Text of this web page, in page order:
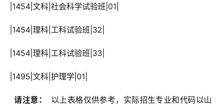
|1454|文科|社会科学试验班|01|
|1454|理科|工科试验班|32|
|1454|理科|工科试验班|33|
|1495|文科|护理学|01|
  请注意：
以上表格仅供参考，实际招生专业和代码以山